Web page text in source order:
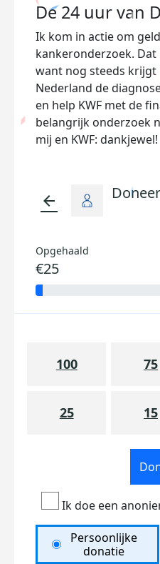
De 24 uur van
Ik kom in actie om
kankeronderzoek.
want nog steeds krijgt
Nederland de
en help KWF met de
belangrijk onderzoek
mij en KWF: dankjewel!
arrow_back
Opgehaald
€25
100 75
25 15
Ik doe een
Persoonlijke
donatie